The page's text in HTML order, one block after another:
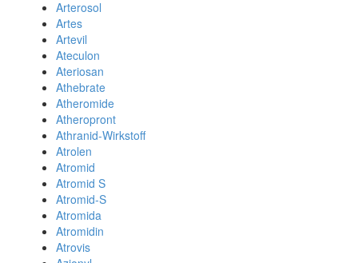
Arterosol
Artes
Artevil
Ateculon
Ateriosan
Athebrate
Atheromide
Atheropront
Athranid-Wirkstoff
Atrolen
Atromid
Atromid S
Atromid-S
Atromida
Atromidin
Atrovis